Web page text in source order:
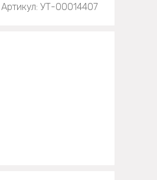
Артикул: УТ-00014407